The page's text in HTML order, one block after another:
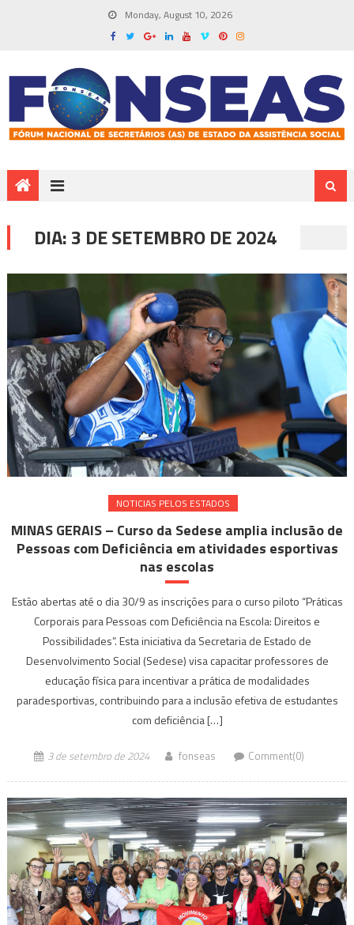
Monday, August 10, 2026
DIA:3 DE SETEMBRO DE 2024
NOTICIAS PELOS ESTADOS
MINAS GERAIS – Curso da Sedese amplia inclusão de
Pessoas com Deficiência em atividades esportivas
nas escolas
Estão abertas até o dia 30/9 as inscrições para o curso piloto “Práticas
Corporais para Pessoas com Deficiência na Escola: Direitos e
Possibilidades”. Esta iniciativa da Secretaria de Estado de
Desenvolvimento Social (Sedese) visa capacitar professores de
educação física para incentivar a prática de modalidades
paradesportivas, contribuindo para a inclusão efetiva de estudantes
com deficiência […]
3 de setembro de 2024 fonseas Comment(0)